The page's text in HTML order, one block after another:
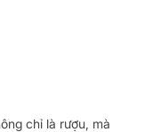
chỉ là rượu, mà